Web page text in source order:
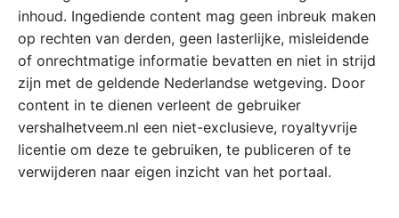
inhoud. Ingediende content mag geen inbreuk maken
op rechten van derden, geen lasterlijke, misleidende
of onrechtmatige informatie bevatten en niet in strijd
zijn met de geldende Nederlandse wetgeving. Door
content in te dienen verleent de gebruiker
vershalhetveem.nl een niet-exclusieve, royaltyvrije
licentie om deze te gebruiken, te publiceren of te
verwijderen naar eigen inzicht van het portaal.